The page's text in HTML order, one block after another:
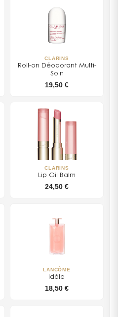
CLARINS
Roll-on Déodorant Multi-
Soin
19,50 €
CLARINS
Lip Oil Balm
24,50 €
LANCÔME
Idôle
18,50 €